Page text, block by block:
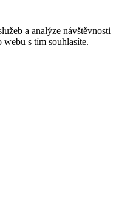
a analýze návštěvnosti
s tím souhlasíte.